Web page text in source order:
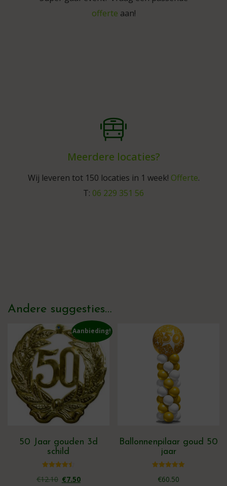
offerte aan!
Meerdere locaties?
Wij leveren tot 150 locaties in 1 week! Offerte.
T: 06 229 351 56
Andere suggesties…
Aanbieding!
50 Jaar gouden 3d
schild
4.50
€12.10 Oorspronkelijke
€7.50Huidige
Ballonnenpilaar goud 50
jaar
5.00
€60.50